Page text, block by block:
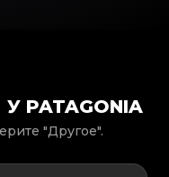
PATAGONIA
"Другое".